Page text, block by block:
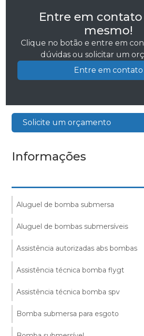
Entre em contato
mesmo!
Clique no botão e entre em
dúvidas ou solicitar um
Entre em contato
Solicite um orçamento
Informações
Aluguel de bomba submersa
Aluguel de bombas submersíveis
Assistência autorizadas abs bombas
Assistência técnica bomba flygt
Assistência técnica bomba spv
Bomba submersa para esgoto